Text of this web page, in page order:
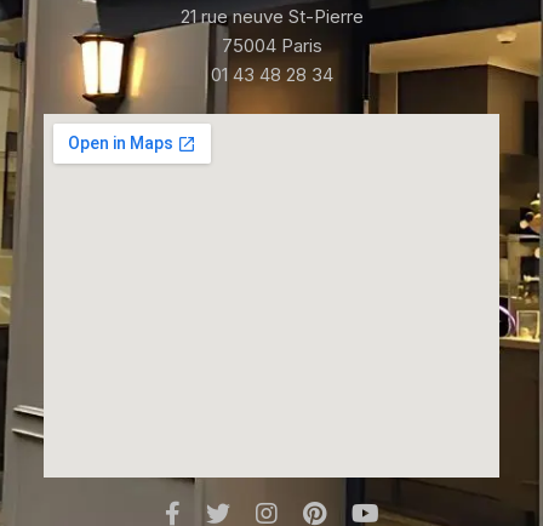
21 rue neuve St-Pierre
75004 Paris
01 43 48 28 34